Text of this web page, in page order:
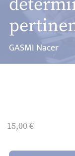
GASMI Nacer
15,00€